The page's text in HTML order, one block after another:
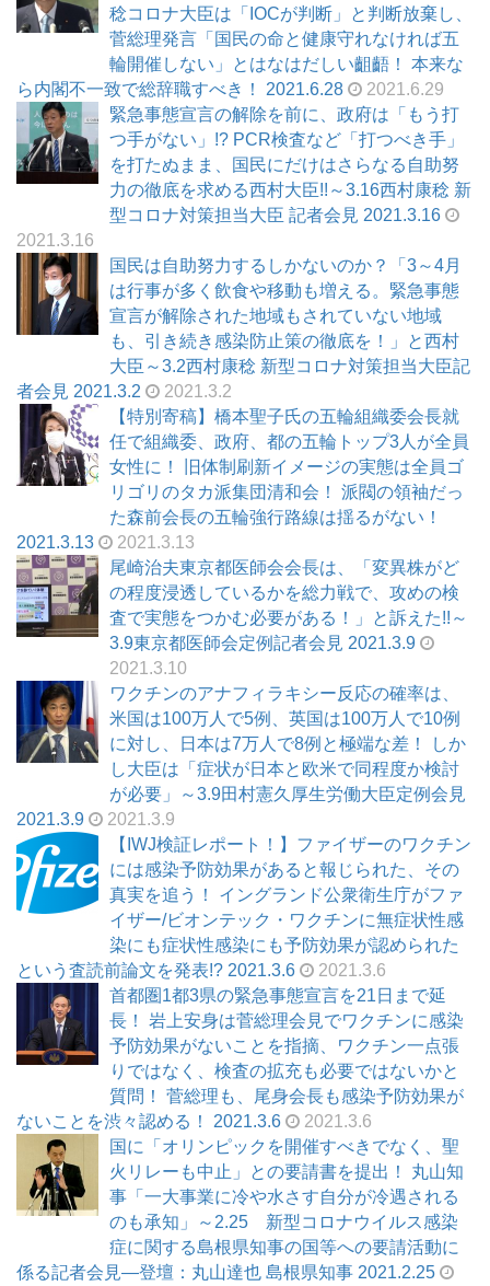
稔コロナ大臣は「IOCが判断」と判断放棄し、
菅総理発言「国民の命と健康守れなければ五
輪開催しない」とはなはだしい齟齬！ 本来な
ら内閣不一致で総辞職すべき！ 2021.6.28
2021.6.29
緊急事態宣言の解除を前に、政府は「もう打
つ手がない」!? PCR検査など「打つべき手」
を打たぬまま、国民にだけはさらなる自助努
力の徹底を求める西村大臣!!～3.16西村康稔 新
型コロナ対策担当大臣 記者会見 2021.3.16
2021.3.16
国民は自助努力するしかないのか？「3～4月
は行事が多く飲食や移動も増える。緊急事態
宣言が解除された地域もされていない地域
も、引き続き感染防止策の徹底を！」と西村
大臣～3.2西村康稔 新型コロナ対策担当大臣記
者会見 2021.3.2
2021.3.2
【特別寄稿】橋本聖子氏の五輪組織委会長就
任で組織委、政府、都の五輪トップ3人が全員
女性に！ 旧体制刷新イメージの実態は全員ゴ
リゴリのタカ派集団清和会！ 派閥の領袖だっ
た森前会長の五輪強行路線は揺るがない！
2021.3.13
2021.3.13
尾崎治夫東京都医師会会長は、「変異株がど
の程度浸透しているかを総力戦で、攻めの検
査で実態をつかむ必要がある！」と訴えた!!～
3.9東京都医師会定例記者会見 2021.3.9
2021.3.10
ワクチンのアナフィラキシー反応の確率は、
米国は100万人で5例、英国は100万人で10例
に対し、日本は7万人で8例と極端な差！ しか
し大臣は「症状が日本と欧米で同程度か検討
が必要」～3.9田村憲久厚生労働大臣定例会見
2021.3.9
2021.3.9
【IWJ検証レポート！】ファイザーのワクチン
には感染予防効果があると報じられた、その
真実を追う！ イングランド公衆衛生庁がファ
イザー/ビオンテック・ワクチンに無症状性感
染にも症状性感染にも予防効果が認められた
という査読前論文を発表!? 2021.3.6
2021.3.6
首都圏1都3県の緊急事態宣言を21日まで延
長！ 岩上安身は菅総理会見でワクチンに感染
予防効果がないことを指摘、ワクチン一点張
りではなく、検査の拡充も必要ではないかと
質問！ 菅総理も、尾身会長も感染予防効果が
ないことを渋々認める！ 2021.3.6
2021.3.6
国に「オリンピックを開催すべきでなく、聖
火リレーも中止」との要請書を提出！ 丸山知
事「一大事業に冷や水さす自分が冷遇される
のも承知」～2.25 新型コロナウイルス感染
症に関する島根県知事の国等への要請活動に
係る記者会見―登壇：丸山達也 島根県知事 2021.2.25